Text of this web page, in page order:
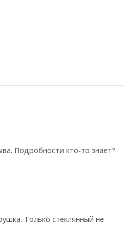
Подробности кто-то знает?
Только стеклянный не